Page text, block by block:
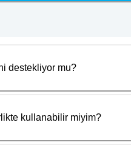
destekliyor mu?
kullanabilir miyim?